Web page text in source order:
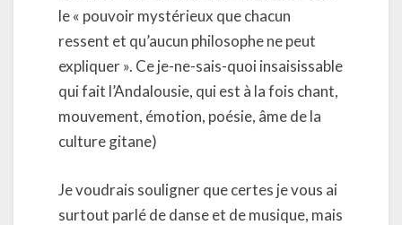
le « pouvoir mystérieux que chacun
ressent et qu’aucun philosophe ne peut
expliquer ». Ce je-ne-sais-quoi insaisissable
qui fait l’Andalousie, qui est à la fois chant,
mouvement, émotion, poésie, âme de la
culture gitane)
Je voudrais souligner que certes je vous ai
surtout parlé de danse et de musique, mais